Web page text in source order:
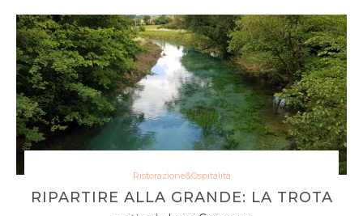
Ristorazione&Ospitalità
RIPARTIRE ALLA GRANDE: LA TROTA